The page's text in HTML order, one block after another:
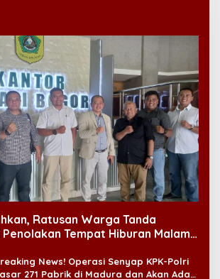
Ratusan Warga Tanda
Tempat Hiburan Malam
News! Operasi Senyap KPK-Polri
271 Pabrik di Madura dan Akan Ada